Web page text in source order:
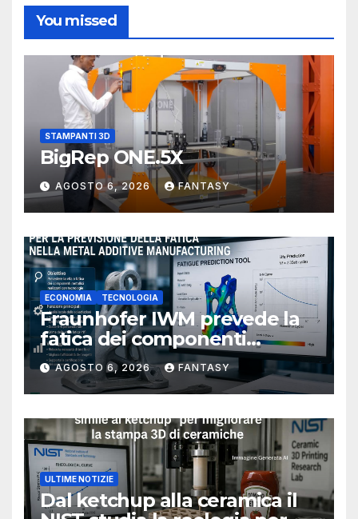
You missed
STAMPANTI 3D
BigRep ONE.5X
AGOSTO 6, 2026 FANTASY
ECONOMIA TECNOLOGIA
Fraunhofer IWM prevede la
fatica dei componenti
metallici stampati in 3D
AGOSTO 6, 2026 FANTASY
ULTIME NOTIZIE
Dal ketchup alla ceramica il